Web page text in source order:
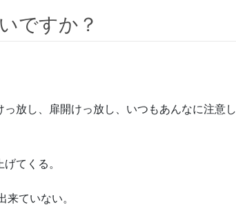
ですか？
放し、扉開けっ放し、いつもあんなに注意し
てくる。
ていない。